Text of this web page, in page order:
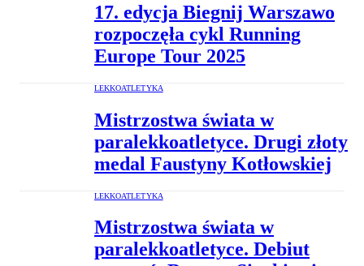
17. edycja Biegnij Warszawo
rozpoczęła cykl Running
Europe Tour 2025
LEKKOATLETYKA
Mistrzostwa świata w
paralekkoatletyce. Drugi złoty
medal Faustyny Kotłowskiej
LEKKOATLETYKA
Mistrzostwa świata w
paralekkoatletyce. Debiut